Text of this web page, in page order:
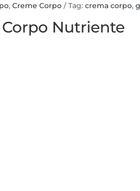
,Creme Corpo Tag:crema corpo,
Nutriente